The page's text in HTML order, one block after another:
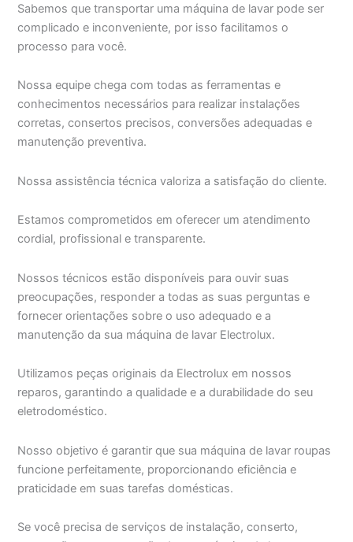
Sabemos que transportar uma máquina de lavar pode ser
complicado e inconveniente, por isso facilitamos o
processo para você.
Nossa equipe chega com todas as ferramentas e
conhecimentos necessários para realizar instalações
corretas, consertos precisos, conversões adequadas e
manutenção preventiva.
Nossa assistência técnica valoriza a satisfação do cliente.
Estamos comprometidos em oferecer um atendimento
cordial, profissional e transparente.
Nossos técnicos estão disponíveis para ouvir suas
preocupações, responder a todas as suas perguntas e
fornecer orientações sobre o uso adequado e a
manutenção da sua máquina de lavar Electrolux.
Utilizamos peças originais da Electrolux em nossos
reparos, garantindo a qualidade e a durabilidade do seu
eletrodoméstico.
Nosso objetivo é garantir que sua máquina de lavar roupas
funcione perfeitamente, proporcionando eficiência e
praticidade em suas tarefas domésticas.
Se você precisa de serviços de instalação, conserto,